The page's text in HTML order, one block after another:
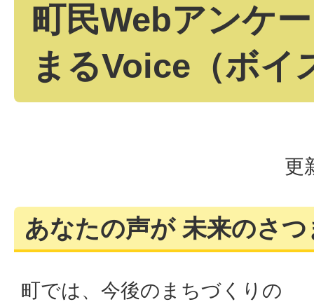
町民Webアンケ
まるVoice（ボイ
更
あなたの声が 未来のさ
町では、今後のまちづくりの